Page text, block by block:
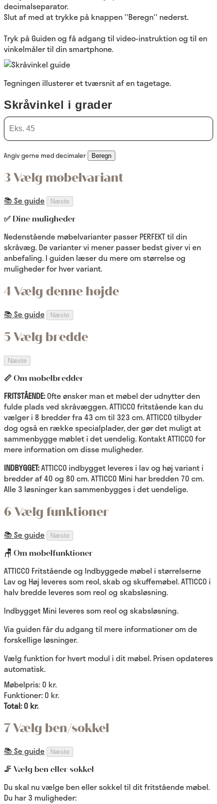
decimalseparator.
Slut af med at trykke på knappen ''Beregn'' nederst.
Tryk på Guiden og få adgang til video-instruktion og til en
vinkelmåler til din smartphone.
Tegningen illusterer et tværsnit af en tagetage.
Skråvinkel i grader
Angiv gerne med decimaler Beregn
3 Vælg møbelvariant
📚 Se guide Næste
✅ Dine muligheder
Nedenstående møbelvarianter passer PERFEKT til din
skråvæg. De varianter vi mener passer bedst giver vi en
anbefaling. I guiden læser du mere om størrelse og
muligheder for hver variant.
4 Vælg denne højde
📚 Se guide Næste
5 Vælg bredde
Næste
📏 Om møbelbredder
FRITSTÅENDE:Ofte ønsker man et møbel der udnytter den
fulde plads ved skråvæggen. ATTICCO fritstående kan du
vælger i 8 bredder fra 43 cm til 323 cm. ATTICCO tilbyder
dog også en række specialplader, der gør det muligt at
sammenbygge møblet i det uendelig. Kontakt ATTICCO for
mere information om disse muligheder.
INDBYGGET:ATTICCO indbygget leveres i lav og høj variant i
bredder af 40 og 80 cm. ATTICCO Mini har bredden 70 cm.
Alle 3 løsninger kan sammenbygges i det uendelige.
6 Vælg funktioner
📚 Se guide Næste
🪑 Om møbelfunktioner
ATTICCO Fritstående og Indbyggede møbel i størrelserne
Lav og Høj leveres som reol, skab og skuffemøbel. ATTICCO i
halv bredde leveres som reol og skabsløsning.
Indbygget Mini leveres som reol og skabsløsning.
Via guiden får du adgang til mere informationer om de
forskellige løsninger.
Vælg funktion for hvert modul i dit møbel. Prisen opdateres
automatisk.
Møbelpris: 0 kr.
Funktioner: 0 kr.
Total: 0 kr.
7 Vælg ben/sokkel
📚 Se guide Næste
🦵 Vælg ben eller sokkel
Du skal nu vælge ben eller sokkel til dit fritstående møbel.
Du har 3 muligheder: